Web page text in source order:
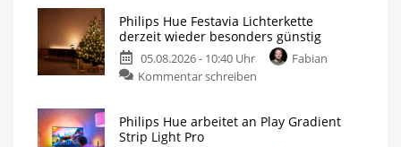
Philips Hue Festavia Lichterkette
derzeit wieder besonders günstig
05.08.2026 - 10:40 Uhr
Fabian
Kommentar schreiben
Philips Hue arbeitet an Play Gradient
Strip Light Pro